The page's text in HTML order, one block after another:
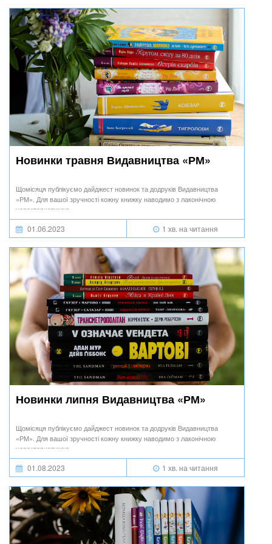
Новинки травня Видавництва «РМ»
Щомісяця публікуємо дайджест новинок та додруків Видавництва
«РМ». Для вашої зручності кожну книжку наводимо з лаконічною
характеристикою.
01.06.2023 1 хв. на читання
Новинки липня Видавництва «РМ»
Щомісяця публікуємо дайджест новинок та додруків Видавництва
«РМ». Для вашої зручності кожну книжку наводимо з лаконічною
характеристикою.
01.08.2023 1 хв. на читання